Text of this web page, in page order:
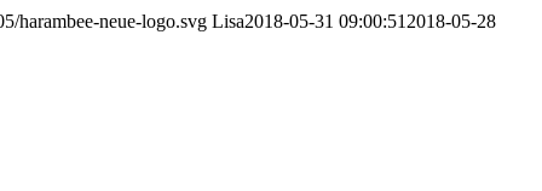
harambee-neue-logo.svg Lisa2018-05-31 09:00:51 2018-05-28